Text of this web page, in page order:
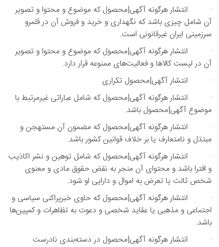
· انتشار هرگونه آگهی|محصول که موضوع و محتوا و تصویر
آن شامل چیزی‌ باشد که نگهداری و خرید و فروش آن در قلمرو
سرزمینی ایران غیرقانونی است.
· انتشار هرگونه آگهی|محصول که موضوع و محتوا و تصویر
آن در لیست کالاها و فعالیت‌های ممنوعه قرار دارد.
· انتشار آگهی|محصول تکراری
· انتشار هرگونه آگهی|محصول‌ که شامل عباراتی غیرمرتبط با
موضوع آگهی|محصول باشد.
· انتشار هرگونه آگهی|محصول که مضمون آن مستهجن و
مبتذل و نامتعارف یا بر خلاف قوانین کشور باشد.
· انتشار هرگونه آگهی|محصول که شامل توهین‌ و نشر اکاذیب
و افترا باشد و محتوای آن منجر به نقض حقوق مادی و معنوی
شخص ثالث یا تعرض به اموال و دارایی او شود.
· انتشار هرگونه آگهی|محصول که حاوی خبرپراکنی سیاسی و
اجتماعی و مذهبی یا عقاید شخصی و دعوت به تظاهرات و کمپین‌ها
باشد.
· انتشار هرگونه آگهی|محصول در دسته‌بندی نادرست